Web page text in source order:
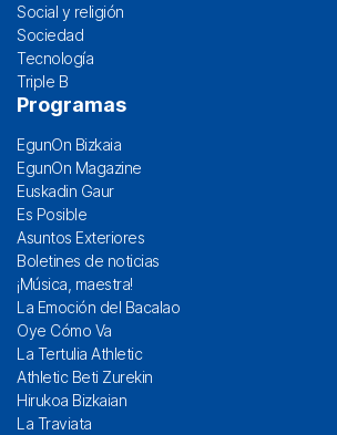
Social y religión
Sociedad
Tecnología
Triple B
Programas
EgunOn Bizkaia
EgunOn Magazine
Euskadin Gaur
Es Posible
Asuntos Exteriores
Boletines de noticias
¡Música, maestra!
La Emoción del Bacalao
Oye Cómo Va
La Tertulia Athletic
Athletic Beti Zurekin
Hirukoa Bizkaian
La Traviata